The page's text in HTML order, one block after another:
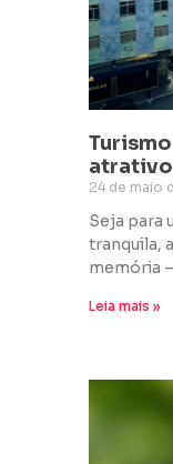
24 de maio
Seja para
tranquila,
memória
Leia mais »